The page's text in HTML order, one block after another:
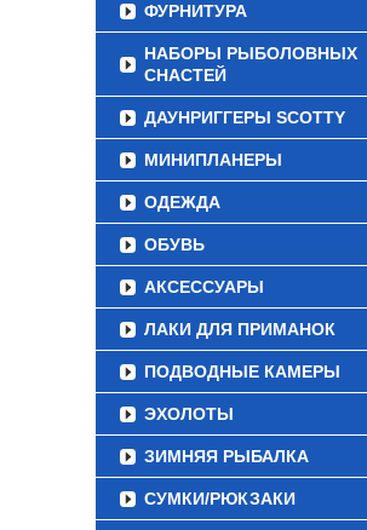
ФУРНИТУРА
НАБОРЫ РЫБОЛОВНЫХ
СНАСТЕЙ
ДАУНРИГГЕРЫ SCOTTY
МИНИПЛАНЕРЫ
ОДЕЖДА
ОБУВЬ
АКСЕССУАРЫ
ЛАКИ ДЛЯ ПРИМАНОК
ПОДВОДНЫЕ КАМЕРЫ
ЭХОЛОТЫ
ЗИМНЯЯ РЫБАЛКА
СУМКИ/РЮКЗАКИ